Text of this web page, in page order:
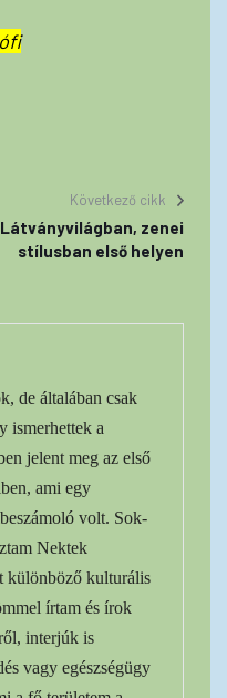
Következő cikk
Látványvilágban, zenei
stílusban első helyen
de általában csak
ismerhettek a
jelent meg az első
ami egy
volt. Sok-
Nektek
különböző kulturális
írtam és írok
interjúk is
vagy egészségügy